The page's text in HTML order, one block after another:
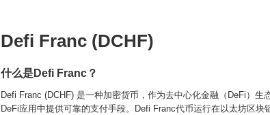
Defi Franc (DCHF)
什么是Defi Franc？
Defi Franc (DCHF) 是一种加密货币，作为去中心化金融（DeFi）
DeFi应用中提供可靠的支付手段。Defi Franc代币运行在以太坊区